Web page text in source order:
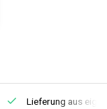
Lieferung aus